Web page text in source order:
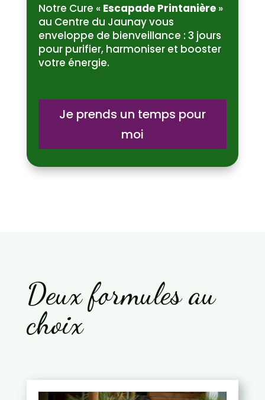
Notre Cure « Escapade Printanière»
au Centre du Jaunay vous
enveloppe de bienveillance : 3 jours
pour purifier, harmoniser et booster
votre énergie.
Je prends un temps pour
moi
Deux formules au
choix